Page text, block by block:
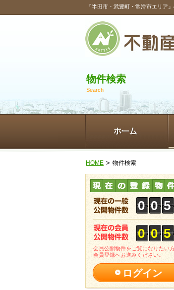
『半田市・武豊町・常滑市エリア
物件検索
Search
HOME 物件検索
5
0
0
5
0
0
会員公開物件をご覧になりたい
会員登録へお進みください。
ログイン